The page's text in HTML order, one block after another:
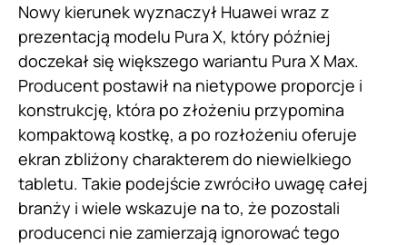
Nowy kierunek wyznaczył Huawei wraz z
prezentacją modelu Pura X, który później
doczekał się większego wariantu Pura X Max.
Producent postawił na nietypowe proporcje i
konstrukcję, która po złożeniu przypomina
kompaktową kostkę, a po rozłożeniu oferuje
ekran zbliżony charakterem do niewielkiego
tabletu. Takie podejście zwróciło uwagę całej
branży i wiele wskazuje na to, że pozostali
producenci nie zamierzają ignorować tego